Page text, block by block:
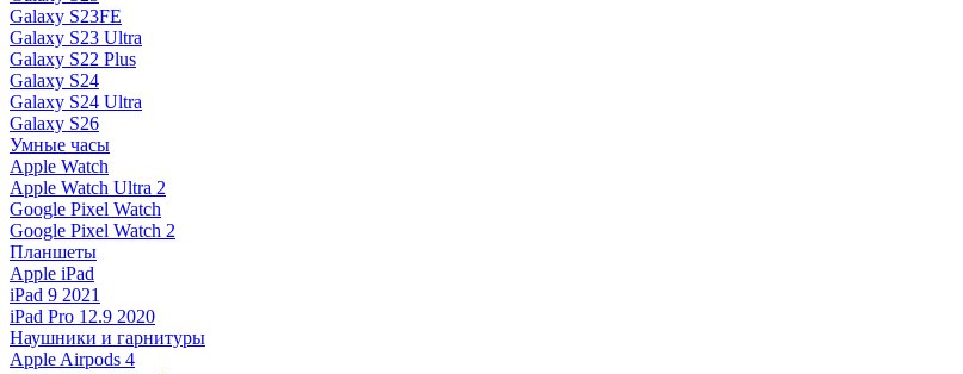
Galaxy S23FE
Galaxy S23 Ultra
Galaxy S22 Plus
Galaxy S24
Galaxy S24 Ultra
Galaxy S26
Умные часы
Apple Watch
Apple Watch Ultra 2
Google Pixel Watch
Google Pixel Watch 2
Планшеты
Apple iPad
iPad 9 2021
iPad Pro 12.9 2020
Наушники и гарнитуры
Apple Airpods 4